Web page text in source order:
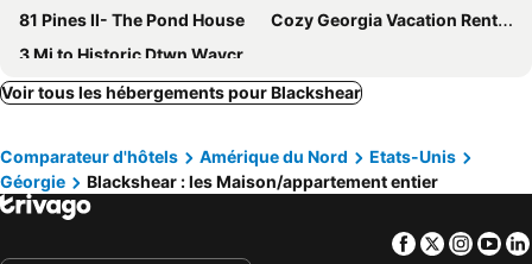
81 Pines II- The Pond House
Cozy Georgia Vacation Rental W/ Backyard & Bbq
3 Mi to Historic Dtwn Waycross: Pet-friendly Home
Voir tous les hébergements pour Blackshear
Comparateur d'hôtels Amérique du Nord
Etats-Unis
Géorgie
Blackshear : les Maison/appartement entier
Facebook
Twitter